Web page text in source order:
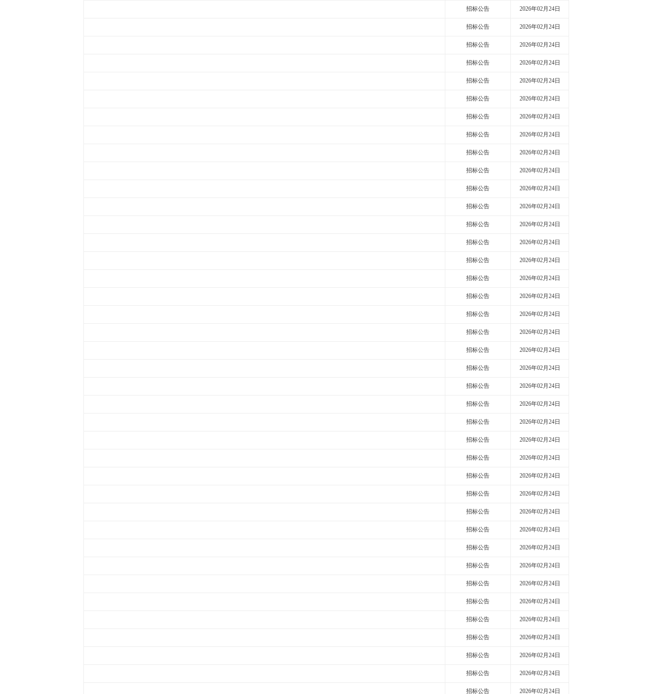
招标公告 2026年02月24日
招标公告 2026年02月24日
招标公告 2026年02月24日
招标公告 2026年02月24日
招标公告 2026年02月24日
招标公告 2026年02月24日
招标公告 2026年02月24日
招标公告 2026年02月24日
招标公告 2026年02月24日
招标公告 2026年02月24日
招标公告 2026年02月24日
招标公告 2026年02月24日
招标公告 2026年02月24日
招标公告 2026年02月24日
招标公告 2026年02月24日
招标公告 2026年02月24日
招标公告 2026年02月24日
招标公告 2026年02月24日
招标公告 2026年02月24日
招标公告 2026年02月24日
招标公告 2026年02月24日
招标公告 2026年02月24日
招标公告 2026年02月24日
招标公告 2026年02月24日
招标公告 2026年02月24日
招标公告 2026年02月24日
招标公告 2026年02月24日
招标公告 2026年02月24日
招标公告 2026年02月24日
招标公告 2026年02月24日
招标公告 2026年02月24日
招标公告 2026年02月24日
招标公告 2026年02月24日
招标公告 2026年02月24日
招标公告 2026年02月24日
招标公告 2026年02月24日
招标公告 2026年02月24日
招标公告 2026年02月24日
招标公告 2026年02月24日